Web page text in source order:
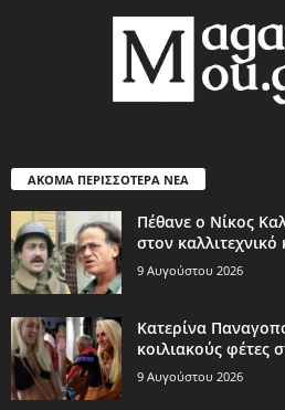
ΑΚΟΜΑ ΠΕΡΙΣΣΟΤΕΡΑ ΝΕΑ
Πέθανε ο Νίκος
στον
9 Αυγούστου 2026
Κατερίνα
κοιλιακούς φέτες
9 Αυγούστου 2026